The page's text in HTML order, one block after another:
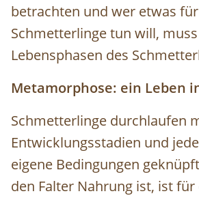
betrachten und wer etwas für
Schmetterlinge tun will,
Lebensphasen des
Metamorphose: ein Leben
Schmetterlinge durchlaufen
Entwicklungsstadien und
eigene Bedingungen
den Falter Nahrung ist, ist für